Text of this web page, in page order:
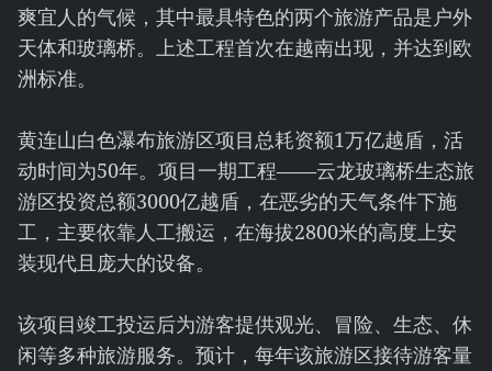
爽宜人的气候，其中最具特色的两个旅游产品是户外
天体和玻璃桥。上述工程首次在越南出现，并达到欧
洲标准。
黄连山白色瀑布旅游区项目总耗资额1万亿越盾，活
动时间为50年。项目一期工程——云龙玻璃桥生态旅
游区投资总额3000亿越盾，在恶劣的天气条件下施
工，主要依靠人工搬运，在海拔2800米的高度上安
装现代且庞大的设备。
该项目竣工投运后为游客提供观光、冒险、生态、休
闲等多种旅游服务。预计，每年该旅游区接待游客量